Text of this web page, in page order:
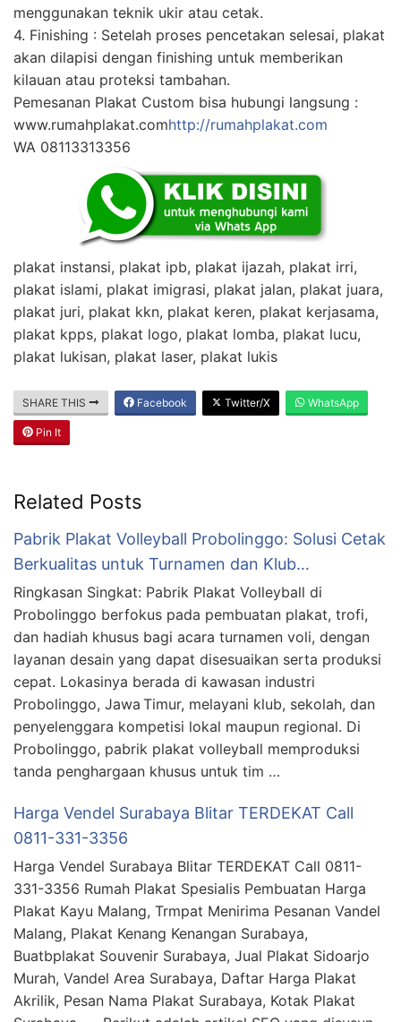
menggunakan teknik ukir atau cetak.
4. Finishing : Setelah proses pencetakan selesai, plakat
akan dilapisi dengan finishing untuk memberikan
kilauan atau proteksi tambahan.
Pemesanan Plakat Custom bisa hubungi langsung :
www.rumahplakat.comhttp://rumahplakat.com
WA 08113313356
plakat instansi, plakat ipb, plakat ijazah, plakat irri,
plakat islami, plakat imigrasi, plakat jalan, plakat juara,
plakat juri, plakat kkn, plakat keren, plakat kerjasama,
plakat kpps, plakat logo, plakat lomba, plakat lucu,
plakat lukisan, plakat laser, plakat lukis
SHARE THIS Facebook Twitter/X WhatsApp
Pin It
Related Posts
Pabrik Plakat Volleyball Probolinggo: Solusi Cetak
Berkualitas untuk Turnamen dan Klub…
Ringkasan Singkat: Pabrik Plakat Volleyball di
Probolinggo berfokus pada pembuatan plakat, trofi,
dan hadiah khusus bagi acara turnamen voli, dengan
layanan desain yang dapat disesuaikan serta produksi
cepat. Lokasinya berada di kawasan industri
Probolinggo, Jawa Timur, melayani klub, sekolah, dan
penyelenggara kompetisi lokal maupun regional. Di
Probolinggo, pabrik plakat volleyball memproduksi
tanda penghargaan khusus untuk tim …
Harga Vendel Surabaya Blitar TERDEKAT Call
0811-331-3356
Harga Vendel Surabaya Blitar TERDEKAT Call 0811-
331-3356 Rumah Plakat Spesialis Pembuatan Harga
Plakat Kayu Malang, Trmpat Menirima Pesanan Vandel
Malang, Plakat Kenang Kenangan Surabaya,
Buatbplakat Souvenir Surabaya, Jual Plakat Sidoarjo
Murah, Vandel Area Surabaya, Daftar Harga Plakat
Akrilik, Pesan Nama Plakat Surabaya, Kotak Plakat